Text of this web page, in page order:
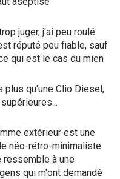
juger, j'ai peu roulé
réputé peu fiable, sauf
qui est le cas du mien
plus qu'une Clio Diesel,
extérieur est une
néo-rétro-minimaliste
ressemble à une
qui m'ont demandé